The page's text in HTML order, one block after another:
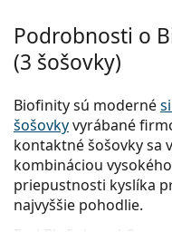
Podrobnosti o
(3 šošovky)
Biofinity sú moderné
šošovkyvyrábané
kontaktné šošovky sa
kombináciou
priepustnosti kyslíka
najvyššie pohodlie.
Rad Biofinity od